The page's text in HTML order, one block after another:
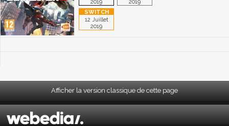
2019
2019
12 Juillet
2019
Afficher la version classique de cette page